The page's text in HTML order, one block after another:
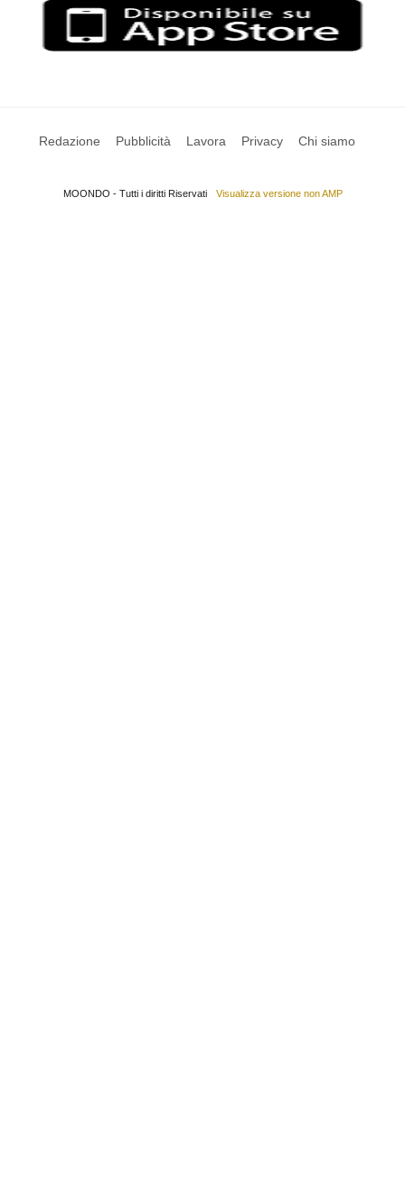
Redazione Pubblicità Lavora Privacy Chi siamo
MOONDO - Tutti i diritti Riservati Visualizza versione non AMP